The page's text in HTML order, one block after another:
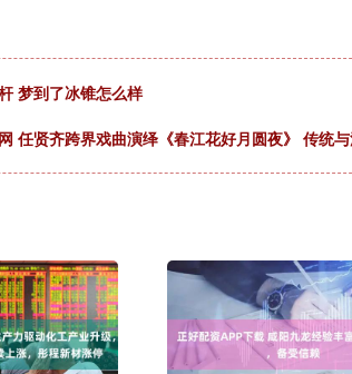
梦到了冰锥怎么样
任贤齐跨界戏曲演绎《春江花好月圆夜》 传统